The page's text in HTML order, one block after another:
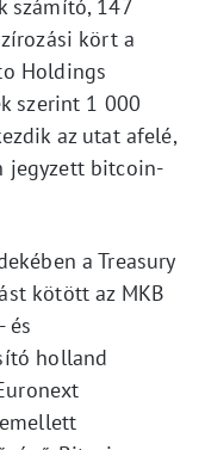
számító, 147
kört a
Holdings
szerint 1 000
az utat afelé,
jegyzett bitcoin-
a Treasury
kötött az MKB
és
holland